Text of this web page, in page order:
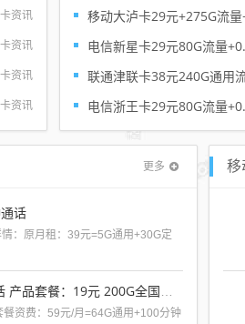
活当
资讯
资讯
资讯
资讯
送50元
月享40
电信浙王卡29元80G流量
更多
话
：原月租：39元=5G通用+30G定
资费：59元/月=64G通用+100分钟
移